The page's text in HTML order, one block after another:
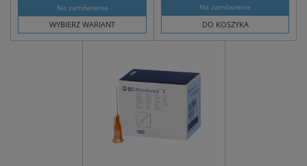
Na zamówienie
WYBIERZ WARIANT
Na zamówienie
DO KOSZYKA